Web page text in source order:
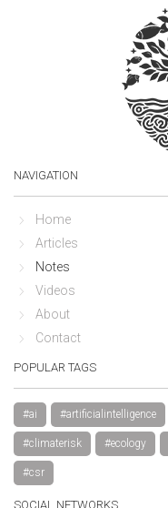
NAVIGATION
Home
Articles
Notes
Videos
About
Contact
POPULAR TAGS
#ai #artificialintelligence
#climaterisk #ecology
#csr
SOCIAL NETWORKS